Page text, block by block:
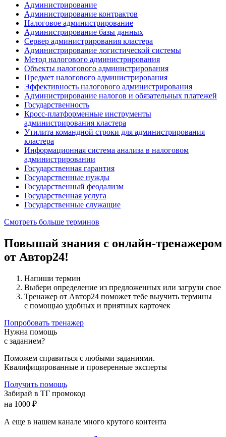
Администрирование
Администрирование контрактов
Налоговое администрирование
Администрирование базы данных
Сервер администрирования кластера
Администрирование логистической системы
Метод налогового администрирования
Объекты налогового администрирования
Предмет налогового администрирования
Эффективность налогового администрирования
Администрирование налогов и обязательных платежей
Государственность
Кросс-платформенные инструменты
администрирования кластера
Утилита командной строки для администрирования
кластера
Информационная система анализа в налоговом
администрировании
Государственная гарантия
Государственные нужды
Государственный феодализм
Государственная услуга
Государственные служащие
Смотреть больше терминов
Повышай знания с онлайн-тренажером
от Автор24!
Напиши термин
Выбери определение из предложенных или загрузи свое
Тренажер от Автор24 поможет тебе выучить термины
с помощью удобных и приятных карточек
Попробовать тренажер
Нужна помощь
с заданием?
Поможем справиться с любыми заданиями.
Квалифицированные и проверенные эксперты
Получить помощь
Забирай в ТГ промокод
на 1000 ₽
А еще в нашем канале много крутого контента